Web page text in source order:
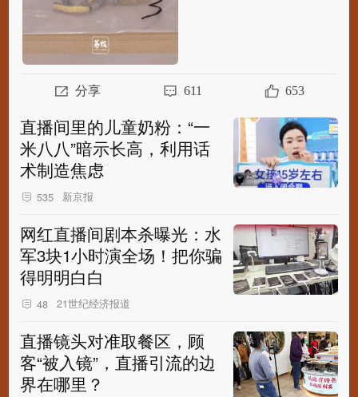
分享 611 653
直播间里的儿童奶粉：“一
米八八”暗示长高，利用话
术制造焦虑
535 新京报
网红直播间剧本杀曝光：水
军3块1小时演全场！把你骗
得明明白白
48 21世纪经济报道
直播镜头对准取餐区，顾
客“被入镜”，直播引流的边
界在哪里？